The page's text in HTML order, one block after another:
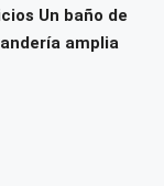
Un baño de
amplia